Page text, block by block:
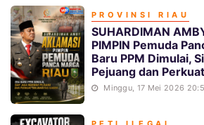
PROVINSI RIAU
SUHARDIMAN
PIMPIN Pemuda
Baru PPM Dimulai,
Pejuang dan
Minggu, 17 Mei 2026